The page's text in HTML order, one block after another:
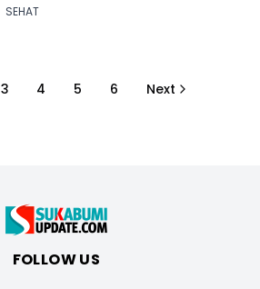
SEHAT
3 4 5 6 Next
FOLLOW US